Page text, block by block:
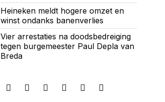
Heineken meldt hogere omzet en
winst ondanks banenverlies
Vier arrestaties na doodsbedreiging
tegen burgemeester Paul Depla van
Breda